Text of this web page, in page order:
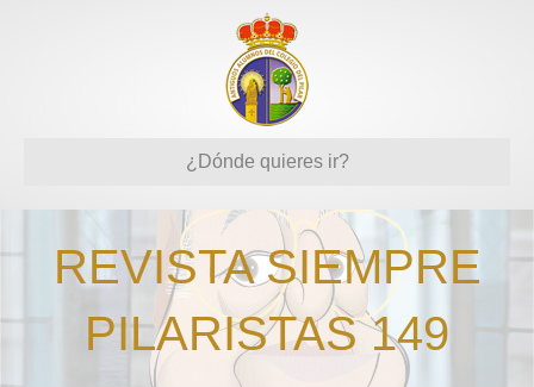
¿Dónde quieres ir?
REVISTA SIEMPRE
PILARISTAS 149